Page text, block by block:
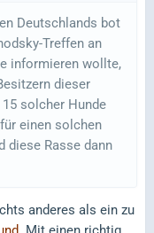
Deutschlands bot
Treffen an
informieren wollte,
dieser
solcher Hunde
einen solchen
diese Rasse dann
anderes als ein zu